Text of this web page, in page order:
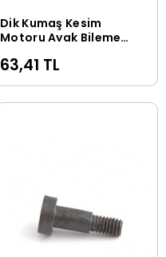
Sepete Ekle
Dik Kumaş Kesim
Motoru Ayak Bileme
/ 4C2-85
63,41 TL